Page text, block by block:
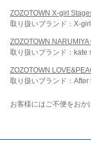
ZOZOTOWN X-girl
取り扱いブランド：X-
ZOZOTOWN
取り扱いブランド：
ZOZOTOWN
取り扱いブランド：
お客様にはご不便をおか